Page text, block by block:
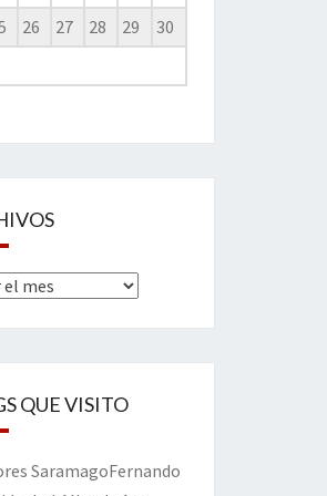
26 27 28 29
30
QUE VISITO
SaramagoFernando